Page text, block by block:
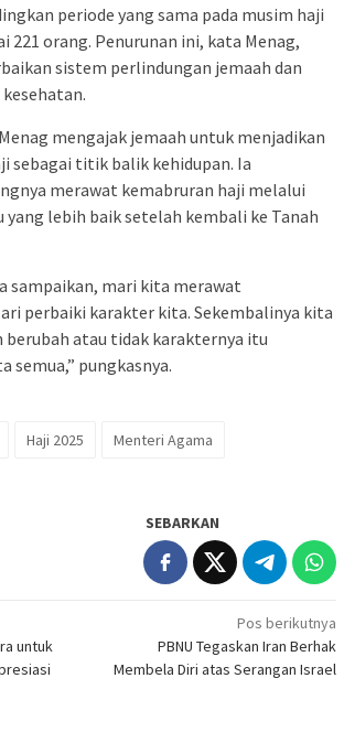
periode yang sama pada musim haji
221 orang. Penurunan ini, kata Menag,
sistem perlindungan jemaah dan
mengajak jemaah untuk menjadikan
sebagai titik balik kehidupan. Ia
merawat kemabruran haji melalui
yang lebih baik setelah kembali ke Tanah
sampaikan, mari kita merawat
perbaiki karakter kita. Sekembalinya kita
berubah atau tidak karakternya itu
pungkasnya.
Haji 2025
Menteri Agama
SEBARKAN
untuk
Pos berikutnya
PBNU Tegaskan Iran Berhak
Membela Diri atas Serangan Israel